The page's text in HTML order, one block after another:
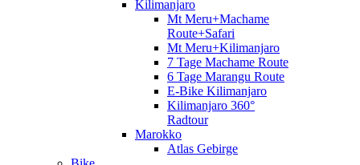
Kilimanjaro
Mt Meru+Machame
Route+Safari
Mt Meru+Kilimanjaro
7 Tage Machame Route
6 Tage Marangu Route
E-Bike Kilimanjaro
Kilimanjaro 360°
Radtour
Marokko
Atlas Gebirge